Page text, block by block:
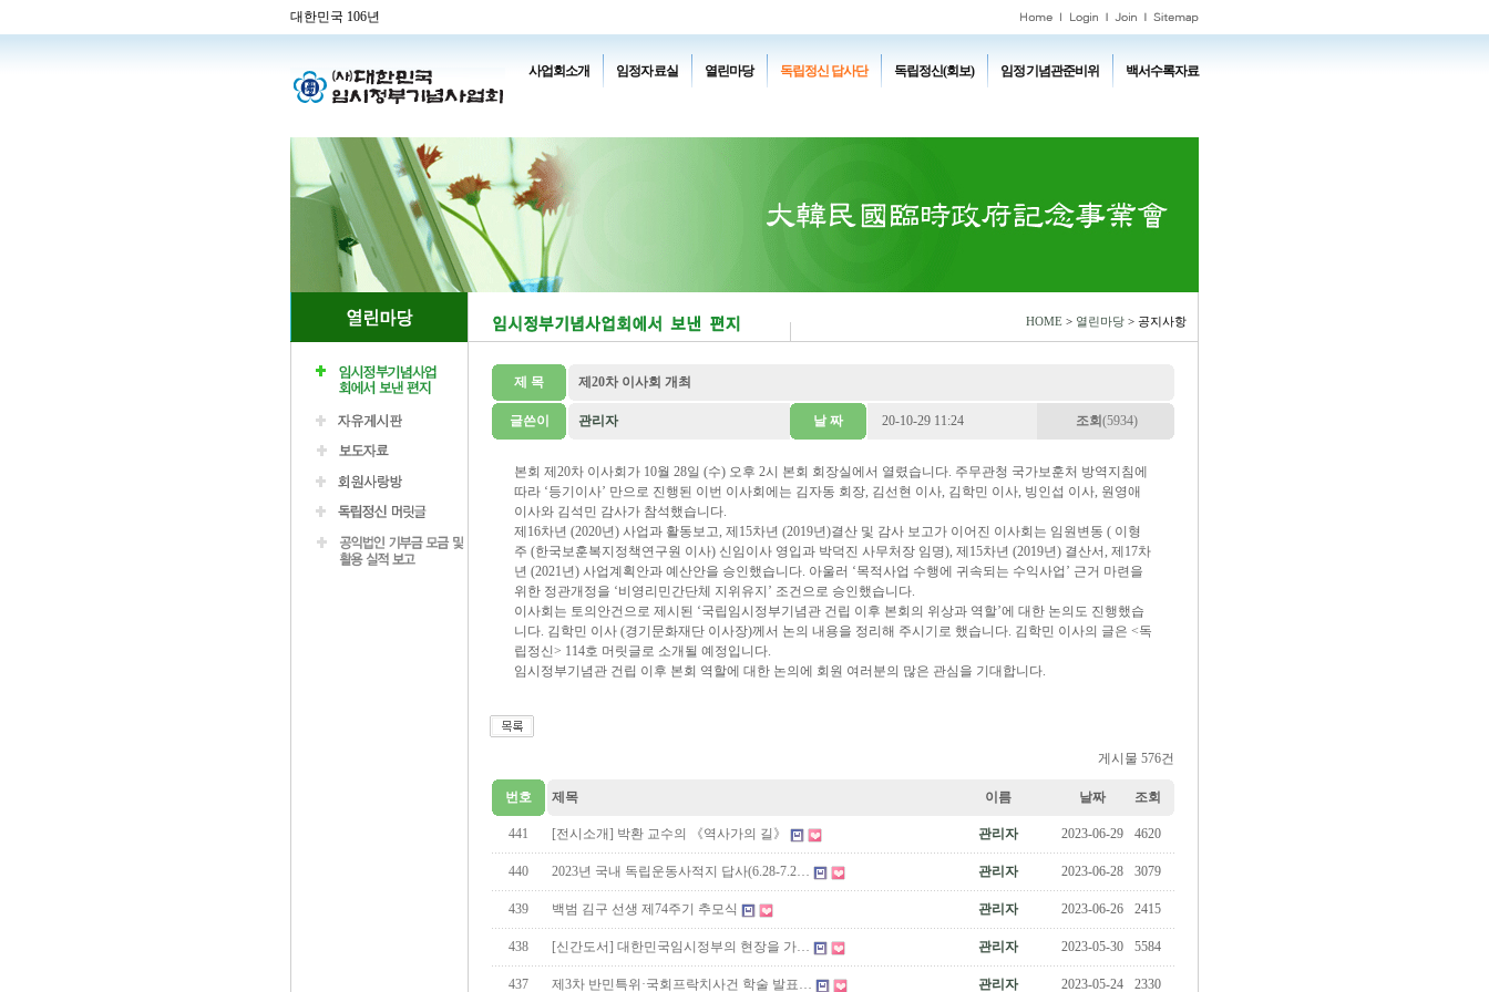
대한민국 106년
사업회소개 임정자료실 열린마당 독립정신 답사단 독립정신(회보) 임정기념관준비위 백서수록자료
HOME > 열린마당 > 공지사항
제 목 제20차 이사회 개최
글쓴이 관리자 날 짜 20-10-29 11:24 조회 (5934)
본회 제20차 이사회가 10월 28일 (수) 오후 2시 본회 회장실에서 열렸습니다. 주무관청 국가보훈처 방역지침에
따라 ‘등기이사’ 만으로 진행된 이번 이사회에는 김자동 회장, 김선현 이사, 김학민 이사, 빙인섭 이사, 원영애
이사와 김석민 감사가 참석했습니다.
제16차년 (2020년) 사업과 활동보고, 제15차년 (2019년)결산 및 감사 보고가 이어진 이사회는 임원변동 ( 이형
주 (한국보훈복지정책연구원 이사) 신임이사 영입과 박덕진 사무처장 임명), 제15차년 (2019년) 결산서, 제17차
년 (2021년) 사업계획안과 예산안을 승인했습니다. 아울러 ‘목적사업 수행에 귀속되는 수익사업’ 근거 마련을
위한 정관개정을 ‘비영리민간단체 지위유지’ 조건으로 승인했습니다.
이사회는 토의안건으로 제시된 ‘국립임시정부기념관 건립 이후 본회의 위상과 역할’에 대한 논의도 진행했습
니다. 김학민 이사 (경기문화재단 이사장)께서 논의 내용을 정리해 주시기로 했습니다. 김학민 이사의 글은 <독
립정신> 114호 머릿글로 소개될 예정입니다.
임시정부기념관 건립 이후 본회 역할에 대한 논의에 회원 여러분의 많은 관심을 기대합니다.
게시물 576건
번호 제목 이름 날짜 조회
441 [전시소개] 박환 교수의 《역사가의 길》 관리자 2023-06-29 4620
440 2023년 국내 독립운동사적지 답사(6.28-7.2… 관리자 2023-06-28 3079
439 백범 김구 선생 제74주기 추모식 관리자 2023-06-26 2415
438 [신간도서] 대한민국임시정부의 현장을 가… 관리자 2023-05-30 5584
437 제3차 반민특위·국회프락치사건 학술 발표… 관리자 2023-05-24 2330